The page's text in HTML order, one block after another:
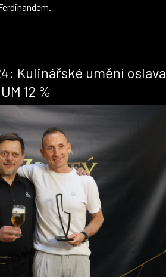
Kulinářské umění oslava
12 %